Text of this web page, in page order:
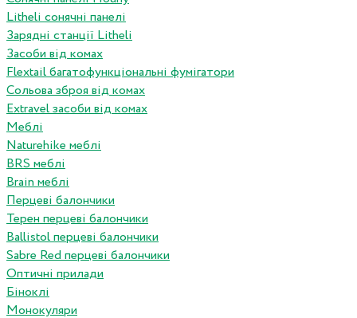
Litheli сонячні панелі
Зарядні станції Litheli
Засоби від комах
Flextail багатофункціональні фумігатори
Сольова зброя від комах
Extravel засоби від комах
Меблі
Naturehike меблі
BRS меблі
Brain меблі
Перцеві балончики
Терен перцеві балончики
Ballistol перцеві балончики
Sabre Red перцеві балончики
Оптичні прилади
Біноклі
Монокуляри